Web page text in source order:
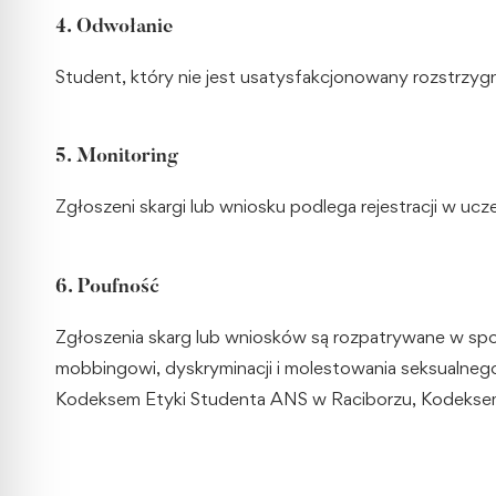
4. Odwołanie
Student, który nie jest usatysfakcjonowany
5. Monitoring
Zgłoszeni skargi lub wniosku podlega rejestracji w
6. Poufność
Zgłoszenia skarg lub wniosków są rozpatrywane w
mobbingowi, dyskryminacji i molestowania
Kodeksem Etyki Studenta ANS w Raciborzu,